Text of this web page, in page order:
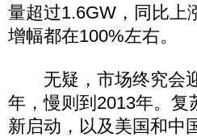
量超过1.6GW，同比上
增幅都在100%左右。
无疑，市场终究会迎
年，慢则到2013年。
新启动，以及美国和中